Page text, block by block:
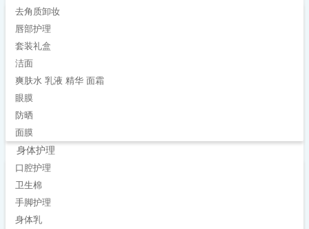
去角质卸妆
唇部护理
套装礼盒
洁面
爽肤水 乳液 精华 面霜
眼膜
防晒
面膜
身体护理
口腔护理
卫生棉
手脚护理
身体乳